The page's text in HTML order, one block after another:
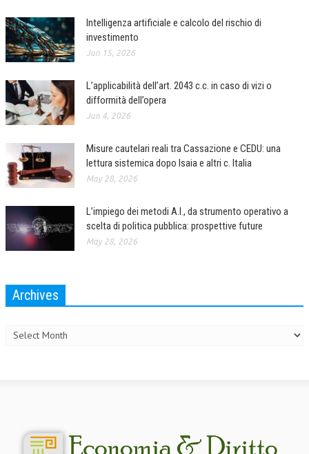
Intelligenza artificiale e calcolo del rischio di
investimento
Jun 15, 2026
L’applicabilità dell’art. 2043 c.c. in caso di vizi o
difformità dell’opera
Jun 4, 2026
Misure cautelari reali tra Cassazione e CEDU: una
lettura sistemica dopo Isaia e altri c. Italia
May 28, 2026
L’impiego dei metodi A.I., da strumento operativo a
scelta di politica pubblica: prospettive future
May 28, 2026
Archives